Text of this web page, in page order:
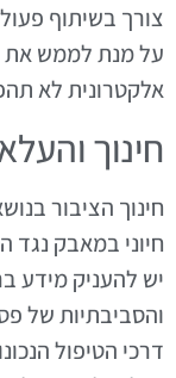
צורך בשיתוף
על מנת לממש את
אלקטרונית לא
חינוך
חינוך הציבור
חיוני במאבק נגד
יש להעניק מידע
והסביבתיות של
דרכי הטיפול